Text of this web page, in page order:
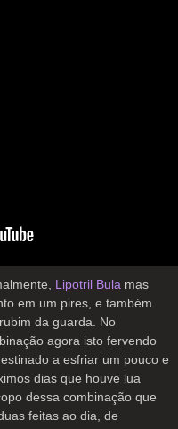
Lipotril Bula mas
em um pires, e também
da guarda. No
agora isto fervendo
a esfriar um pouco e
dias que houve lua
dessa combinação que
feitas ao dia, de